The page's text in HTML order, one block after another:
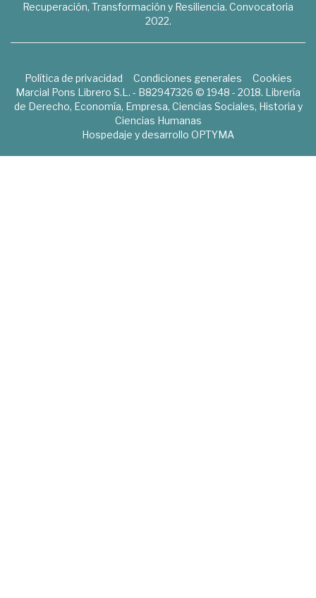
Recuperación, Transformación y Resiliencia. Convocatoria
2022.
Política de privacidad Condiciones generales
Cookies
Marcial Pons Librero S.L. - B82947326 © 1948 - 2018. Librería
de Derecho, Economía, Empresa, Ciencias Sociales, Historia y
Ciencias Humanas
Hospedaje y desarrollo OPTYMA